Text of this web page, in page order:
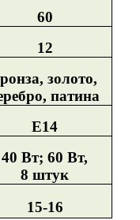
60
12
золото,
патина
Е14
40 Вт; 60 Вт,
8 штук
15-16